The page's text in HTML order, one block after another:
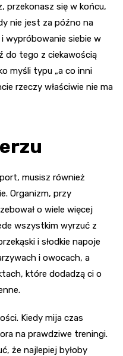
przekonasz się w końcu,
nie jest za późno na
wypróbowanie siebie w
do tego z ciekawością
myśli typu „a co inni
rzeczy właściwie nie ma
musisz również
Organizm, przy
o wiele więcej
wszystkim wyrzuć z
i słodkie napoje
i owocach, a
które dodadzą ci o
Kiedy mija czas
na prawdziwe treningi.
że najlepiej byłoby